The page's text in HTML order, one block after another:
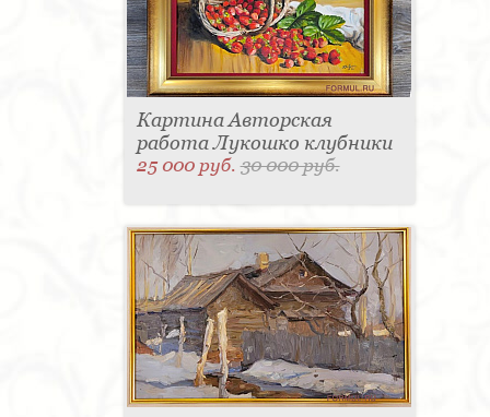
Картина Авторская
работа Лукошко клубники
25 000 руб.30 000 руб.